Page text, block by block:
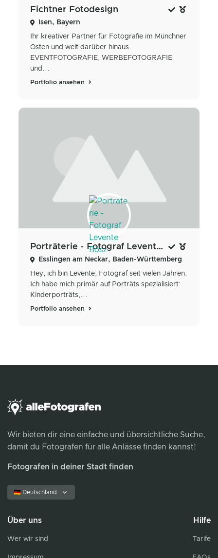
Fichtner Fotodesign
Isen, Bayern
Ihr kreativer Partner für Fotografie im Münchner
Osten und weit darüber hinaus.
EVENTFOTOGRAFIE, WERBEFOTOGRAFIE
und...
Portfolio ansehen
Porträterie - Fotograf Levente Bösz
Esslingen am Neckar, Baden-Württemberg
Hey, ich bin Levente, Fotograf seit vielen Jahren.
Ich habe mich primär auf Porträts spezialisiert:
Kinderporträts,...
Portfolio ansehen
Wir bieten dir eine einfache und übersichtliche Suche,
damit du Fotografen für alle Anlässe finden kannst!
Fotografen in deiner Stadt finden
🇩🇪 Deutschland
Über uns
Wer wir sind
Hilfe
Tarife